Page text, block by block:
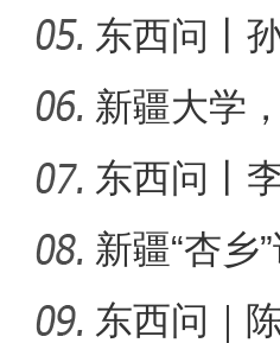
东西问丨
了什么？
新疆大学
东西问丨
新疆“杏乡
东西问｜